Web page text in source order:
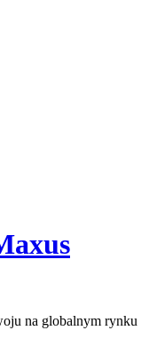
na globalnym rynku